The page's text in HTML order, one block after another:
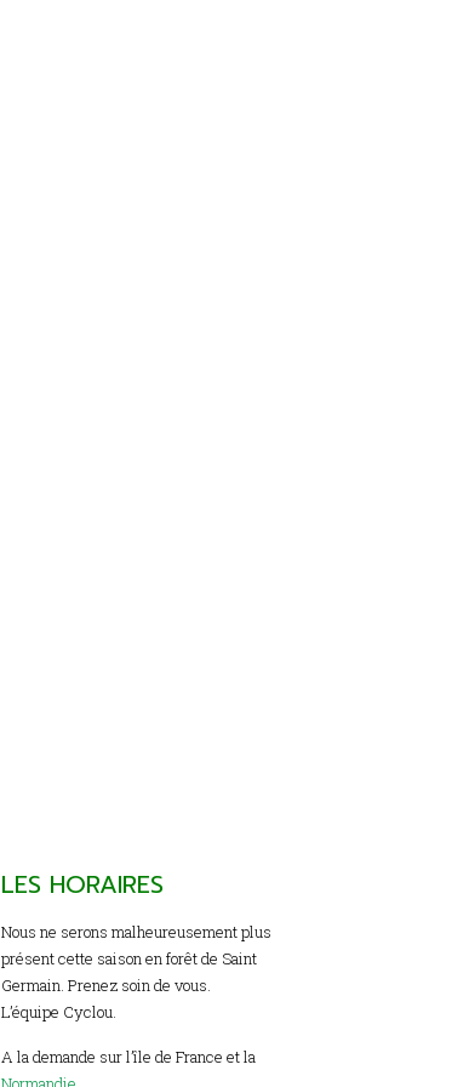
LES HORAIRES
Nous ne serons malheureusement plus
présent cette saison en forêt de Saint
Germain. Prenez soin de vous.
L’équipe Cyclou.
A la demande sur l’île de France et la